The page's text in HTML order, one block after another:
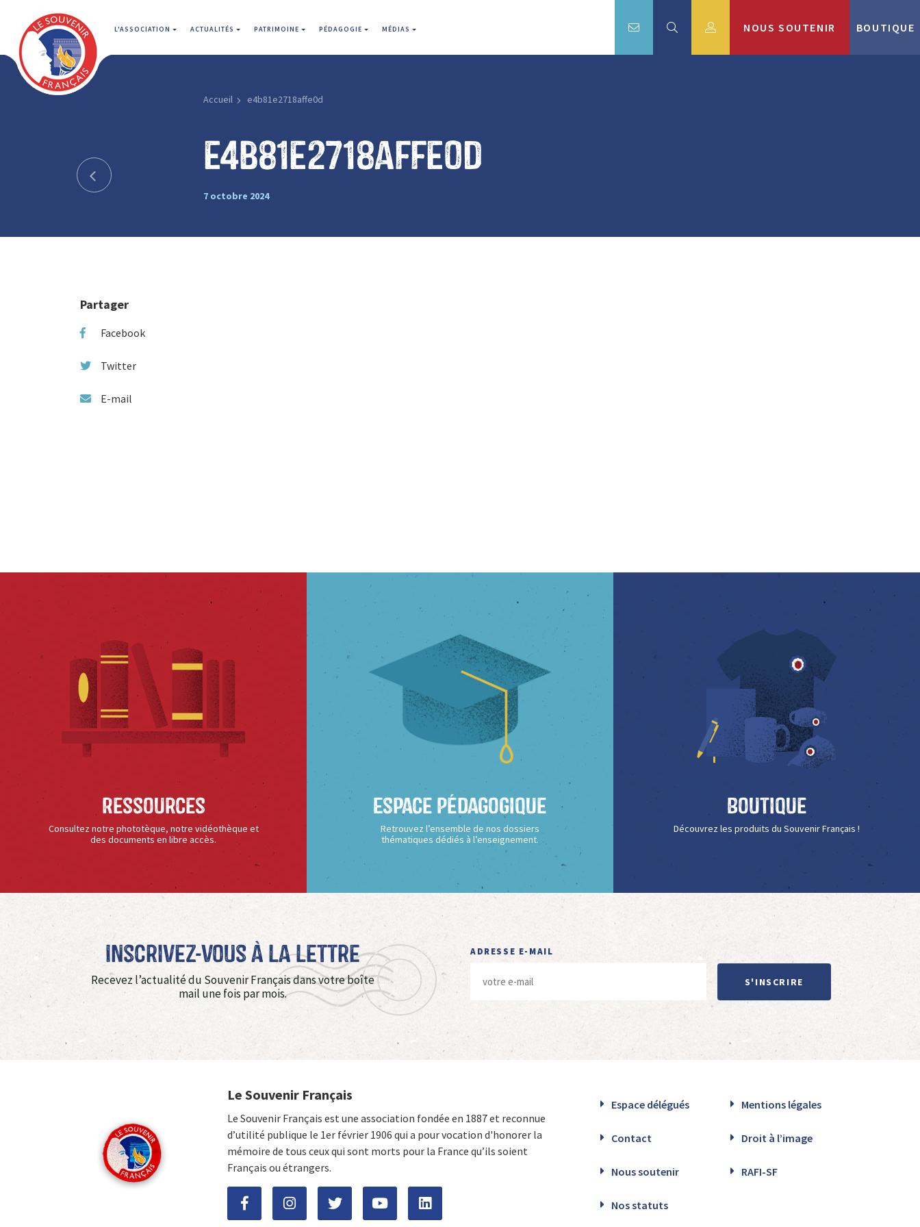
L'ASSOCIATION ACTUALITÉS PATRIMOINE PÉDAGOGIE MÉDIAS NOUS SOUTENIR BOUTIQUE
Accueil e4b81e2718affe0d
e4b81e2718affe0d
7 octobre 2024
Partager
Facebook
Twitter
E-mail
Ressources
Consultez notre phototèque, notre vidéothèque et
des documents en libre accès.
Espace Pédagogique
Retrouvez l’ensemble de nos dossiers
thématiques dédiés à l’enseignement.
Boutique
Découvrez les produits du Souvenir Français !
Inscrivez-vous à La Lettre
Recevez l’actualité du Souvenir Français dans votre boîte
mail une fois par mois.
ADRESSE E-MAIL
S'INSCRIRE
Le Souvenir Français
Le Souvenir Français est une association fondée en 1887 et reconnue
d’utilité publique le 1er février 1906 qui a pour vocation d'honorer la
mémoire de tous ceux qui sont morts pour la France qu’ils soient
Français ou étrangers.
Espace délégués Mentions légales
Contact Droit à l’image
Nous soutenir RAFI-SF
Nos statuts